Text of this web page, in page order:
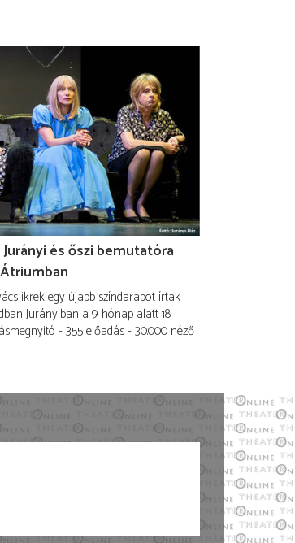
és őszi bemutatóra
ikrek egy újabb színdarabot írtak
Jurányiban a 9 hónap alatt 18
- 355 előadás - 30.000 néző